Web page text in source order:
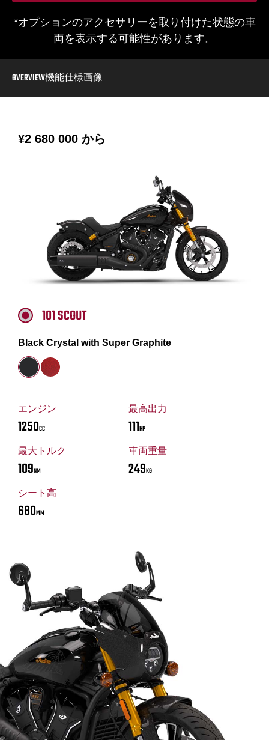
*オプションのアクセサリーを取り付けた状態の車
両を表示する可能性があります。
OVERVIEW機能仕様画像
から
¥2 680 000
エンジン
1250CC
最高出力
111HP
最大トルク
109NM
車両重量
249KG
シート高
680MM
101 SCOUT
Black Crystal with Super Graphite